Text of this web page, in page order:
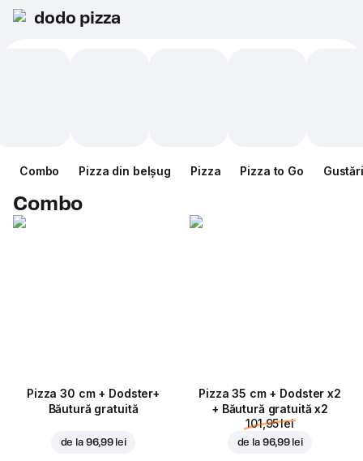
dodo pizza
Combo Pizza din belșug Pizza Pizza to Go Gustări
Combo
Pizza 30 cm + Dodster+
Băutură gratuită
de la 96,99 lei
Pizza 35 cm + Dodster x2
+ Băutură gratuită x2
101,95 lei
de la 96,99 lei